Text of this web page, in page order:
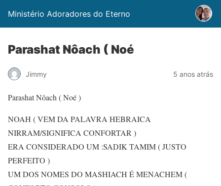
Ministério Adoradores do Eterno
Parashat Nôach ( Noé
Jimmy 5 anos atrás
Parashat Nôach ( Noé )
NOAH ( VEM DA PALAVRA HEBRAICA
NIRRAM/SIGNIFICA CONFORTAR )
ERA CONSIDERADO UM :SADIK TAMIM ( JUSTO
PERFEITO )
UM DOS NOMES DO MASHIACH É MENACHEM (